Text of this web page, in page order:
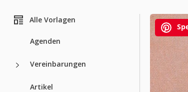
Alle Vorlagen
Agenden
Vereinbarungen
Artikel